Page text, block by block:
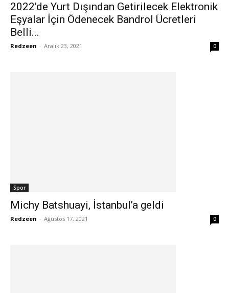
2022’de Yurt Dışından Getirilecek Elektronik
Eşyalar İçin Ödenecek Bandrol Ücretleri
Belli...
Redzeen - Aralık 23, 2021 0
Spor
Michy Batshuayi, İstanbul’a geldi
Redzeen - Ağustos 17, 2021 0